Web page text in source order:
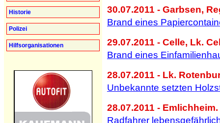
Historie
Polizei
Hilfsorganisationen
30.07.2011 - Garbsen,
Brand eines
29.07.2011 - Celle, Lk.
Brand eines
28.07.2011 - Lk.
Unbekannte setzten
28.07.2011 -
Radfahrer